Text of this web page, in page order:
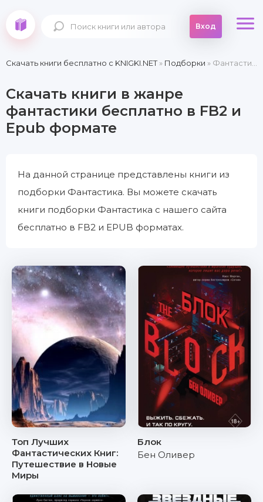
Вход
Скачать книги бесплатно c KNIGKI.NET» Подборки » Фантастика
Скачать книги в жанре
фантастики бесплатно в FB2 и
Epub формате
На данной странице представлены книги из
подборки Фантастика. Вы можете скачать
книги подборки Фантастика с нашего сайта
бесплатно в FB2 и EPUB форматах.
Топ Лучших
Фантастических Книг:
Путешествие в Новые
Миры
Блок
Бен Оливер